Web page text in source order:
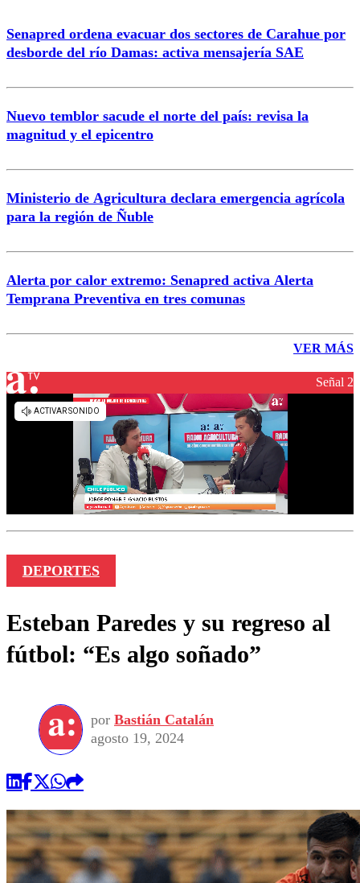
Senapred ordena evacuar dos sectores de Carahue por
desborde del río Damas: activa mensajería SAE
Nuevo temblor sacude el norte del país: revisa la
magnitud y el epicentro
Ministerio de Agricultura declara emergencia agrícola
para la región de Ñuble
Alerta por calor extremo: Senapred activa Alerta
Temprana Preventiva en tres comunas
VER MÁS
Señal 2
DEPORTES
Esteban Paredes y su regreso al
fútbol: “Es algo soñado”
por Bastián Catalán
agosto 19, 2024